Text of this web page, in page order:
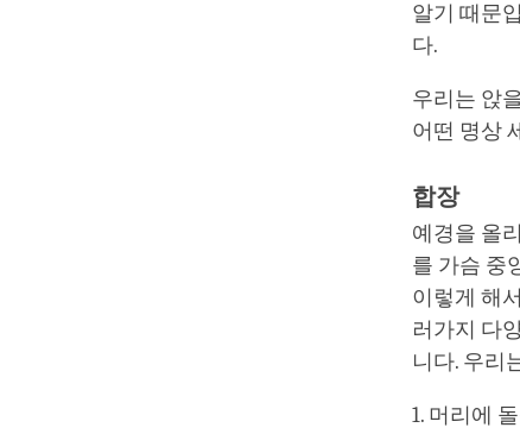
알기 때문
다.
우리는 앉
어떤 명상
합장
예경을 올
를 가슴 중
이렇게 해
러가지 다
니다. 우리
1. 머리에